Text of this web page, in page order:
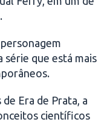
série que está mais
Era de Prata, a
científicos